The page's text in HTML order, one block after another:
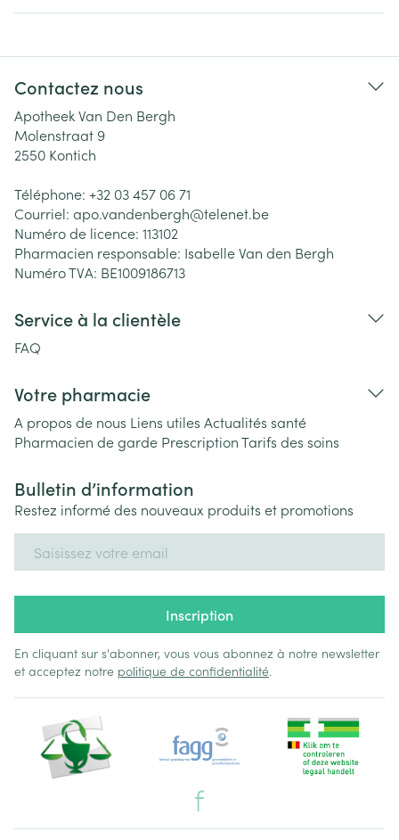
Contactez nous
Apotheek Van Den Bergh
Molenstraat 9
2550 Kontich
Téléphone: +32 03 457 06 71
Courriel: apo.vandenbergh@telenet.be
Numéro de licence: 113102
Pharmacien responsable: Isabelle Van den Bergh
Numéro TVA: BE1009186713
Service à la clientèle
FAQ
Votre pharmacie
A propos de nous Liens utiles Actualités santé
Pharmacien de garde PrescriptionTarifs des soins
Bulletin d’information
Restez informé des nouveaux produits et promotions
Inscription
En cliquant sur s'abonner, vous vous abonnez à notre newsletter
et acceptez notre politique de confidentialité.